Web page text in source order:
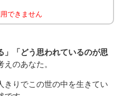
できません
」「どう思われているのが思
えのあなた。
きりでこの世の中を生きてい